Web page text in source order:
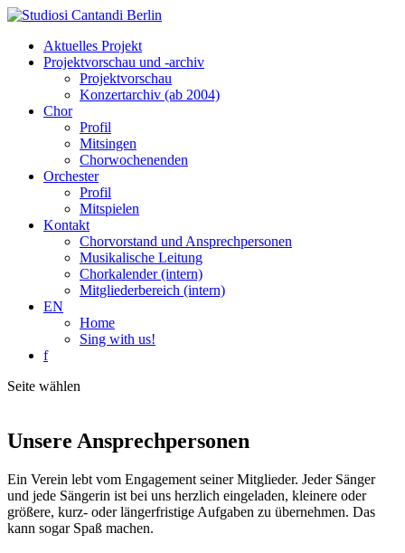
Aktuelles Projekt
Projektvorschau und -archiv
Projektvorschau
Konzertarchiv (ab 2004)
Chor
Profil
Mitsingen
Chorwochenenden
Orchester
Profil
Mitspielen
Kontakt
Chorvorstand und Ansprechpersonen
Musikalische Leitung
Chorkalender (intern)
Mitgliederbereich (intern)
EN
Home
Sing with us!
f
Seite wählen
Unsere Ansprechpersonen
Ein Verein lebt vom Engagement seiner Mitglieder. Jeder Sänger
und jede Sängerin ist bei uns herzlich eingeladen, kleinere oder
größere, kurz- oder längerfristige Aufgaben zu übernehmen. Das
kann sogar Spaß machen.